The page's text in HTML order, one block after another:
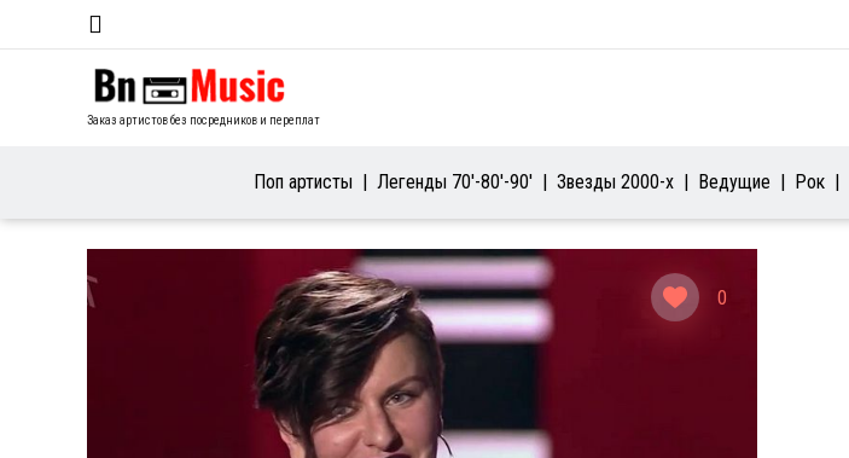
Заказ артистов без посредников и переплат
Поп артисты Легенды 70′-80′-90′ Звезды 2000-х Ведущие Рок
0